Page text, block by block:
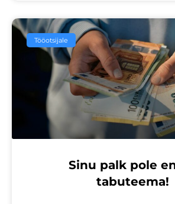
Tööotsijale
Sinu palk pole
tabuteema!